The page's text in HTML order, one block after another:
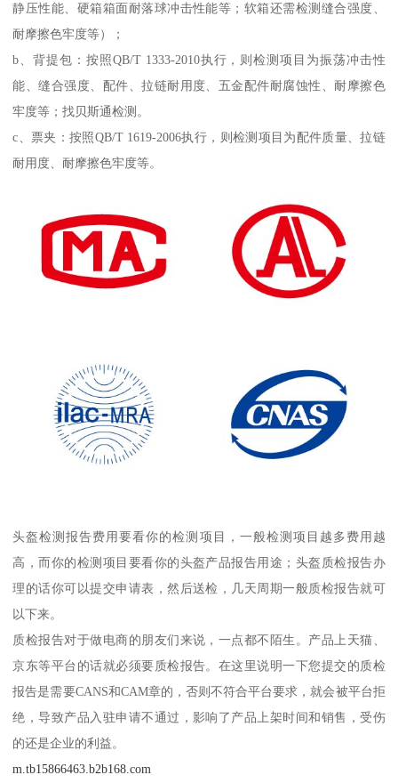
静压性能、硬箱箱面耐落球冲击性能等；软箱还需检测缝合强度、
耐摩擦色牢度等）；
b、背提包：按照QB/T 1333-2010执行，则检测项目为振荡冲击性
能、缝合强度、配件、拉链耐用度、五金配件耐腐蚀性、耐摩擦色
牢度等；找贝斯通检测。
c、票夹：按照QB/T 1619-2006执行，则检测项目为配件质量、拉链
耐用度、耐摩擦色牢度等。
头盔检测报告费用要看你的检测项目，一般检测项目越多费用越
高，而你的检测项目要看你的头盔产品报告用途；头盔质检报告办
理的话你可以提交申请表，然后送检，几天周期一般质检报告就可
以下来。
质检报告对于做电商的朋友们来说，一点都不陌生。产品上天猫、
京东等平台的话就必须要质检报告。在这里说明一下您提交的质检
报告是需要CANS和CAM章的，否则不符合平台要求，就会被平台拒
绝，导致产品入驻申请不通过，影响了产品上架时间和销售，受伤
的还是企业的利益。
m.tb15866463.b2b168.com